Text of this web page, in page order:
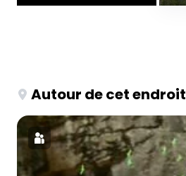
Autour de cet endroit